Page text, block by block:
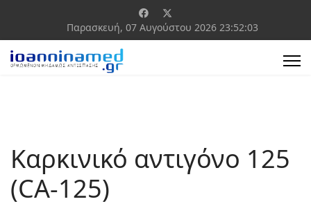
Παρασκευή, 07 Αυγούστου 2026 23:52:03
Καρκινικό αντιγόνο 125
(CA-125)